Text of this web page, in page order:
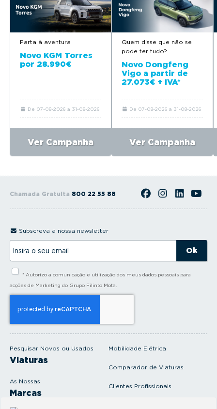
Parta à aventura
Novo KGM Torres
por 28.990€
De 07-08-2026 a 31-08-2026
Ver Campanha
Quem disse que não se
pode ter tudo?
Novo Dongfeng
Vigo a partir de
27.073€ + IVA*
De 07-08-2026 a 31-08-2026
Ver Campanha
Chamada Gratuita 800 22 55 88
Pesquisar Novos ou Usados
Viaturas
As Nossas
Marcas
Mobilidade Elétrica
Comparador de Viaturas
Clientes Profissionais
Subscreva a nossa newsletter
s
* Autorizo a comunicação e utilização dos meus dados pessoais para
acções de Marketing do Grupo Filinto Mota.